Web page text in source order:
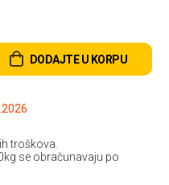
DODAJTE U KORPU
troškova.
se obračunavaju po